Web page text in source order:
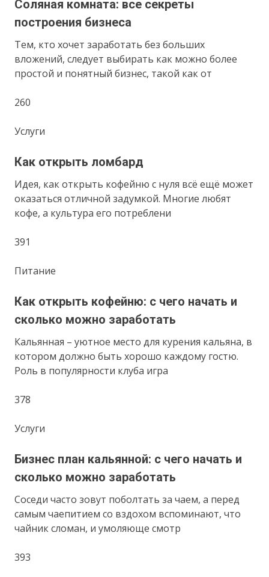
Соляная комната: все секреты
построения бизнеса
Тем, кто хочет заработать без больших
вложений, следует выбирать как можно более
простой и понятный бизнес, такой как от
260
Услуги
Как открыть ломбард
Идея, как открыть кофейню с нуля всё ещё может
оказаться отличной задумкой. Многие любят
кофе, а культура его потреблени
391
Питание
Как открыть кофейню: с чего начать и
сколько можно заработать
Кальянная – уютное место для курения кальяна, в
котором должно быть хорошо каждому гостю.
Роль в популярности клуба игра
378
Услуги
Бизнес план кальянной: с чего начать и
сколько можно заработать
Соседи часто зовут поболтать за чаем, а перед
самым чаепитием со вздохом вспоминают, что
чайник сломан, и умоляюще смотр
393